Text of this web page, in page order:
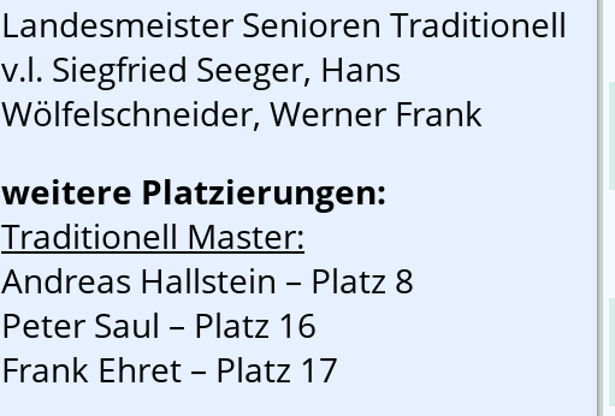
Landesmeister Senioren Traditionell
v.l. Siegfried Seeger, Hans
Wölfelschneider, Werner Frank
weitere Platzierungen:
Traditionell Master:
Andreas Hallstein – Platz 8
Peter Saul – Platz 16
Frank Ehret – Platz 17